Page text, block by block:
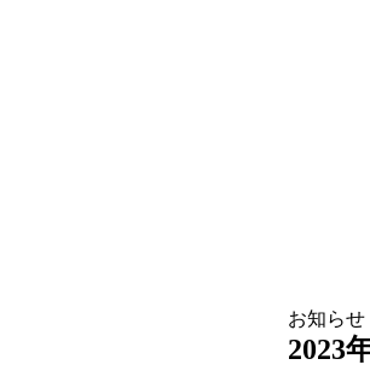
お知らせ
2023